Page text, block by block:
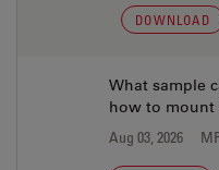
DOWNLOAD
What sample
how to mount
Aug 03, 2026